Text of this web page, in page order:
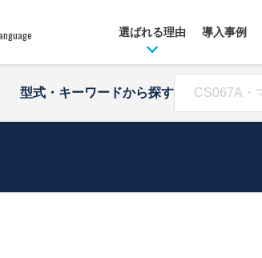
選ばれる理由 導入事例
型式・キーワードから探す